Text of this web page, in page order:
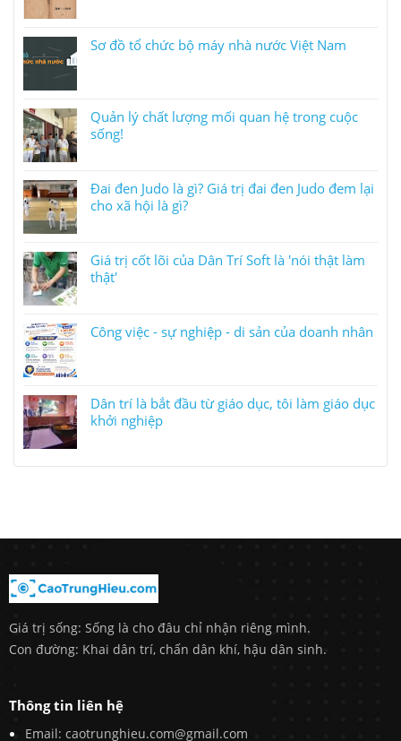
Sơ đồ tổ chức bộ máy nhà nước Việt Nam
Quản lý chất lượng mối quan hệ trong cuộc
sống!
Đai đen Judo là gì? Giá trị đai đen Judo đem lại
cho xã hội là gì?
Giá trị cốt lõi của Dân Trí Soft là 'nói thật làm
thật'
Công việc - sự nghiệp - di sản của doanh nhân
Dân trí là bắt đầu từ giáo dục, tôi làm giáo dục
khởi nghiệp
Giá trị sống: Sống là cho đâu chỉ nhận riêng mình.
Con đường: Khai dân trí, chấn dân khí, hậu dân sinh.
Thông tin liên hệ
Email: caotrunghieu.com@gmail.com